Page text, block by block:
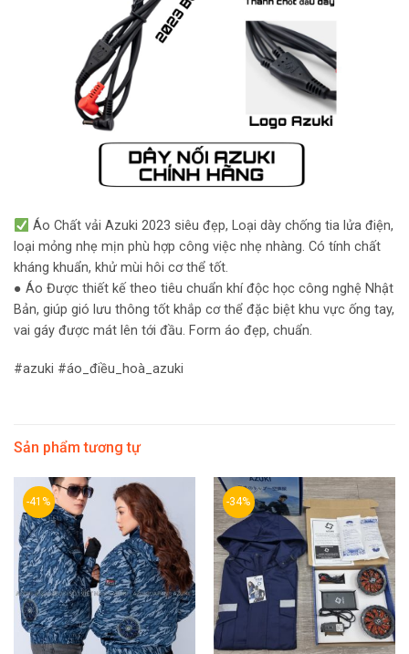
Áo Chất vải Azuki 2023 siêu đẹp, Loại dày chống tia lửa điện,
loại mỏng nhẹ mịn phù hợp công việc nhẹ nhàng. Có tính chất
kháng khuẩn, khử mùi hôi cơ thể tốt.
● Áo Được thiết kế theo tiêu chuẩn khí độc học công nghệ Nhật
Bản, giúp gió lưu thông tốt khắp cơ thể đặc biệt khu vực ống tay,
vai gáy được mát lên tới đầu. Form áo đẹp, chuẩn.
#azuki #áo_điều_hoà_azuki
Sản phẩm tương tự
-41% -34%